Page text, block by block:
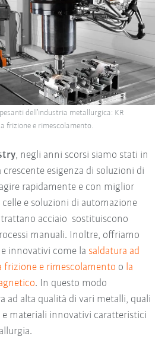
, negli anni scorsi siamo stati in
esigenza di soluzioni di
rapidamente e con miglior
e soluzioni di automazione
acciaio sostituiscono
manuali. Inoltre, offriamo
innovativi come la saldatura ad
frizione e rimescolamento o la
. In questo modo
ad alta qualità di vari metalli, quali
e materiali innovativi caratteristici
dell’industria metallurgica: KR
frizione e rimescolamento.